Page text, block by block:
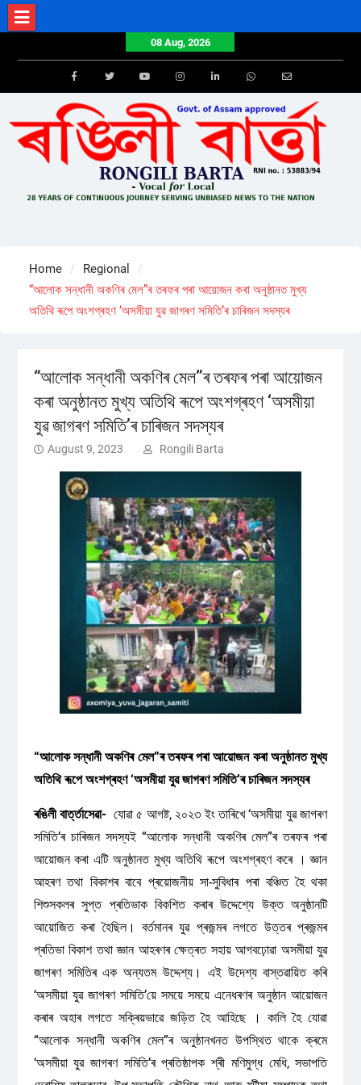
Skip
to
08 Aug, 2026
FacebookTwitterYoutube Email
Home
Regional
“আলোক সন্ধানী অকণিৰ মেল”ৰ তৰফৰ পৰা আয়োজন কৰা অনুষ্ঠানত মুখ্য
অতিথি ৰূপে অংশগ্ৰহণ ‘অসমীয়া যুৱ জাগৰণ সমিতি’ৰ চাৰিজন সদস্যৰ
“আলোক সন্ধানী অকণিৰ মেল”ৰ তৰফৰ পৰা আয়োজন
কৰা অনুষ্ঠানত মুখ্য অতিথি ৰূপে অংশগ্ৰহণ ‘অসমীয়া
যুৱ জাগৰণ সমিতি’ৰ চাৰিজন সদস্যৰ
August 9, 2023 Rongili Barta
“আলোক সন্ধানী অকণিৰ মেল”ৰ তৰফৰ পৰা আয়োজন কৰা অনুষ্ঠানত মুখ্য
অতিথি ৰূপে অংশগ্ৰহণ ‘অসমীয়া যুৱ জাগৰণ সমিতি’ৰ চাৰিজন সদস্যৰ
ৰঙিলী বাৰ্ত্তাসেৱা- যোৱা ৫ আগষ্ট, ২০২৩ ইং তাৰিখে ‘অসমীয়া যুৱ জাগৰণ
সমিতি’ৰ চাৰিজন সদস্যই “আলোক সন্ধানী অকণিৰ মেল”ৰ তৰফৰ পৰা
আয়োজন কৰা এটি অনুষ্ঠানত মুখ্য অতিথি ৰূপে অংশগ্ৰহণ কৰে । জ্ঞান
আহৰণ তথা বিকাশৰ বাবে প্ৰয়োজনীয় সা-সুবিধাৰ পৰা বঞ্চিত হৈ থকা
শিশুসকলৰ সুপ্ত প্ৰতিভাক বিকশিত কৰাৰ উদ্দেশ্যে উক্ত অনুষ্ঠানটি
আয়োজিত কৰা হৈছিল। বৰ্তমানৰ যুৱ প্ৰজন্মৰ লগতে উত্তৰ প্ৰজন্মৰ
প্ৰতিভা বিকাশ তথা জ্ঞান আহৰণৰ ক্ষেত্ৰত সহায় আগবঢ়োৱা অসমীয়া যুৱ
জাগৰণ সমিতিৰ এক অন্যতম উদ্দেশ্য। এই উদেশ্য বাস্তৱায়িত কৰি
‘অসমীয়া যুৱ জাগৰণ সমিতি’য়ে সময়ে সময়ে এনেধৰণৰ অনুষ্ঠান আয়োজন
কৰাৰ অহাৰ লগতে সক্ৰিয়ভাৱে জড়িত হৈ আহিছে । কালি হৈ যোৱা
“আলোক সন্ধানী অকণিৰ মেল”ৰ অনুষ্ঠানখনত উপস্থিত থাকে ক্ৰমে
‘অসমীয়া যুৱ জাগৰণ সমিতি’ৰ প্ৰতিষ্ঠাপক শ্ৰী মণিমুগ্ধ মেধি, সভাপতি